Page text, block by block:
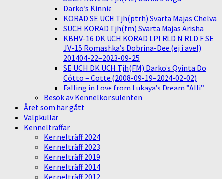
Darko’s Kinnie
KORAD SE UCH Tjh(ptrh) Svarta Majas Chelva
SUCH KORAD Tjh(fm) Svarta Majas Arisha
KBHV-16 DK UCH KORAD LPI RLD N RLD F SE
JV-15 Romashka’s Dobrina-Dee (ej i avel)
201404-22–2023-09-25
SE UCH DK UCH Tjh(FM) Darko’s Qvinta Do
Cótto – Cotte (2008-09-19–2024-02-02)
Falling in Love from Lukaya’s Dream ”Alli”
Besök av Kennelkonsulenten
Året som har gått
Valpkullar
Kennelträffar
Kennelträff 2024
Kennelträff 2023
Kennelträff 2019
Kennelträff 2014
Kennelträff 2012